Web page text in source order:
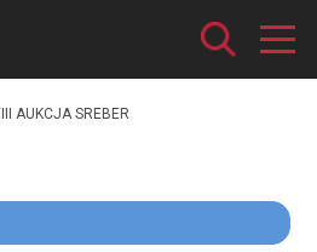
AUKCJA SREBER